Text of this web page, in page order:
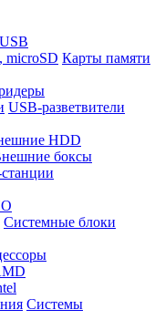
Карты памяти
USB-разветвители
HDD
боксы
Системные блоки
Системы